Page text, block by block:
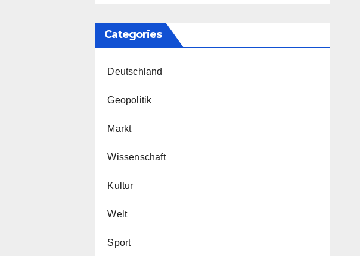
Categories
Deutschland
Geopolitik
Markt
Wissenschaft
Kultur
Welt
Sport